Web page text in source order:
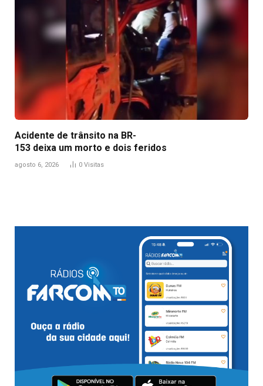
Acidente de trânsito na BR-
153 deixa um morto e dois feridos
agosto 6, 2026 0 Visitas